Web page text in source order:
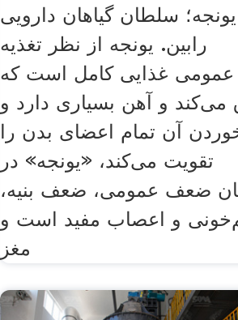
یونجه؛ سلطان گیاهان دارویی
رابین. یونجه از نظر تغذیه
عمومی غذایی کامل است که
می‌کند و آهن بسیاری دارد و
آن تمام اعضای بدن را
تقویت می‌کند، «یونجه» در
ضعف عمومی، ضعف بنیه،
و اعصاب مفید است و
مغز